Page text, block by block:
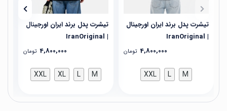
تیشرت پدل برند ایران اورجینال
| IranOriginal
4,800,000 تومان
M
L
XXL
تیشرت پدل برند ایران اورجینال
| IranOriginal
4,800,000 تومان
M
L
XL
XXL